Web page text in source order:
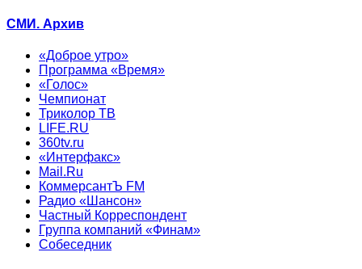
СМИ. Архив
«Доброе утро»
Программа «Время»
«Голос»
Чемпионат
Триколор ТВ
LIFE.RU
360tv.ru
«Интерфакс»
Mail.Ru
КоммерсантЪ FM
Радио «Шансон»
Частный Корреспондент
Группа компаний «Финам»
Собеседник